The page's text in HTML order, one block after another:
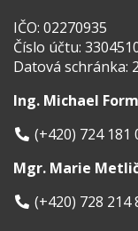
IČO: 02270935
Číslo účtu:
Datová schránka:
Ing. Michael
(+420) 724 181
Mgr. Marie
(+420) 728 214